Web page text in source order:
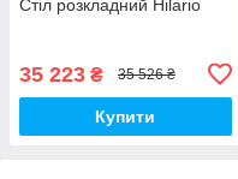
Стіл розкладний Hilario
35 223 ₴ 35 526 ₴
Купити